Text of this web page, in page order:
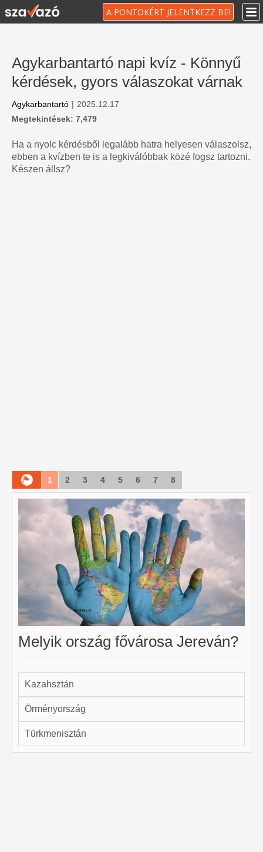
A PONTOKÉRT JELENTKEZZ BE!
Agykarbantartó napi kvíz - Könnyű
kérdések, gyors válaszokat várnak
Agykarbantartó | 2025.12.17
Megtekintések: 7,479
Ha a nyolc kérdésből legalább hatra helyesen válaszolsz,
ebben a kvízben te is a legkiválóbbak közé fogsz tartozni.
Készen állsz?
1 2 3 4 5 6 7 8
Melyik ország fővárosa Jereván?
Kazahsztán
Örményország
Türkmenisztán